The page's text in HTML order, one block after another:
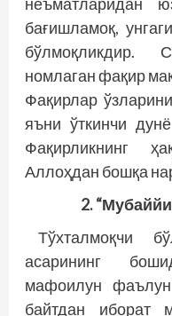
бағишламоқ,
номлаган фақир
Фақирлар
яъни ўткинчи
Фақирликнинг
Аллоҳдан бошқа
2.
Тўхталмоқчи
асарининг
мафоилун
байтдан иборат